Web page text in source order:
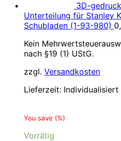
3D-
Unterteilung für Stanley
Schubladen (1-93-980)
Kein
nach §19 (1) UStG.
zzgl. Versandkosten
Lieferzeit: Individualisiert
You save (%)
Vorrätig